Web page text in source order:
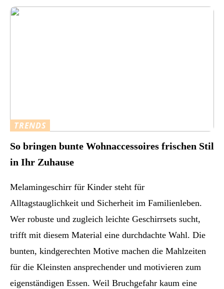
TRENDS
So bringen bunte Wohnaccessoires frischen Stil
in Ihr Zuhause
Melamingeschirr für Kinder steht für
Alltagstauglichkeit und Sicherheit im Familienleben.
Wer robuste und zugleich leichte Geschirrsets sucht,
trifft mit diesem Material eine durchdachte Wahl. Die
bunten, kindgerechten Motive machen die Mahlzeiten
für die Kleinsten ansprechender und motivieren zum
eigenständigen Essen. Weil Bruchgefahr kaum eine